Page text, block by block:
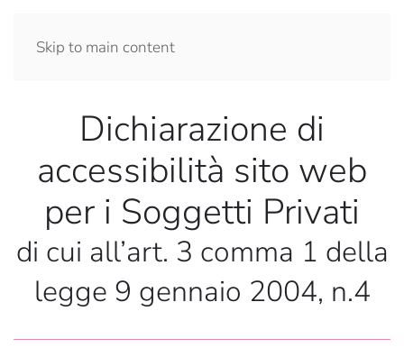
Skip to main content
Dichiarazione di
accessibilità sito web
per i Soggetti Privati
di cui all’art. 3 comma 1 della
legge 9 gennaio 2004, n.4